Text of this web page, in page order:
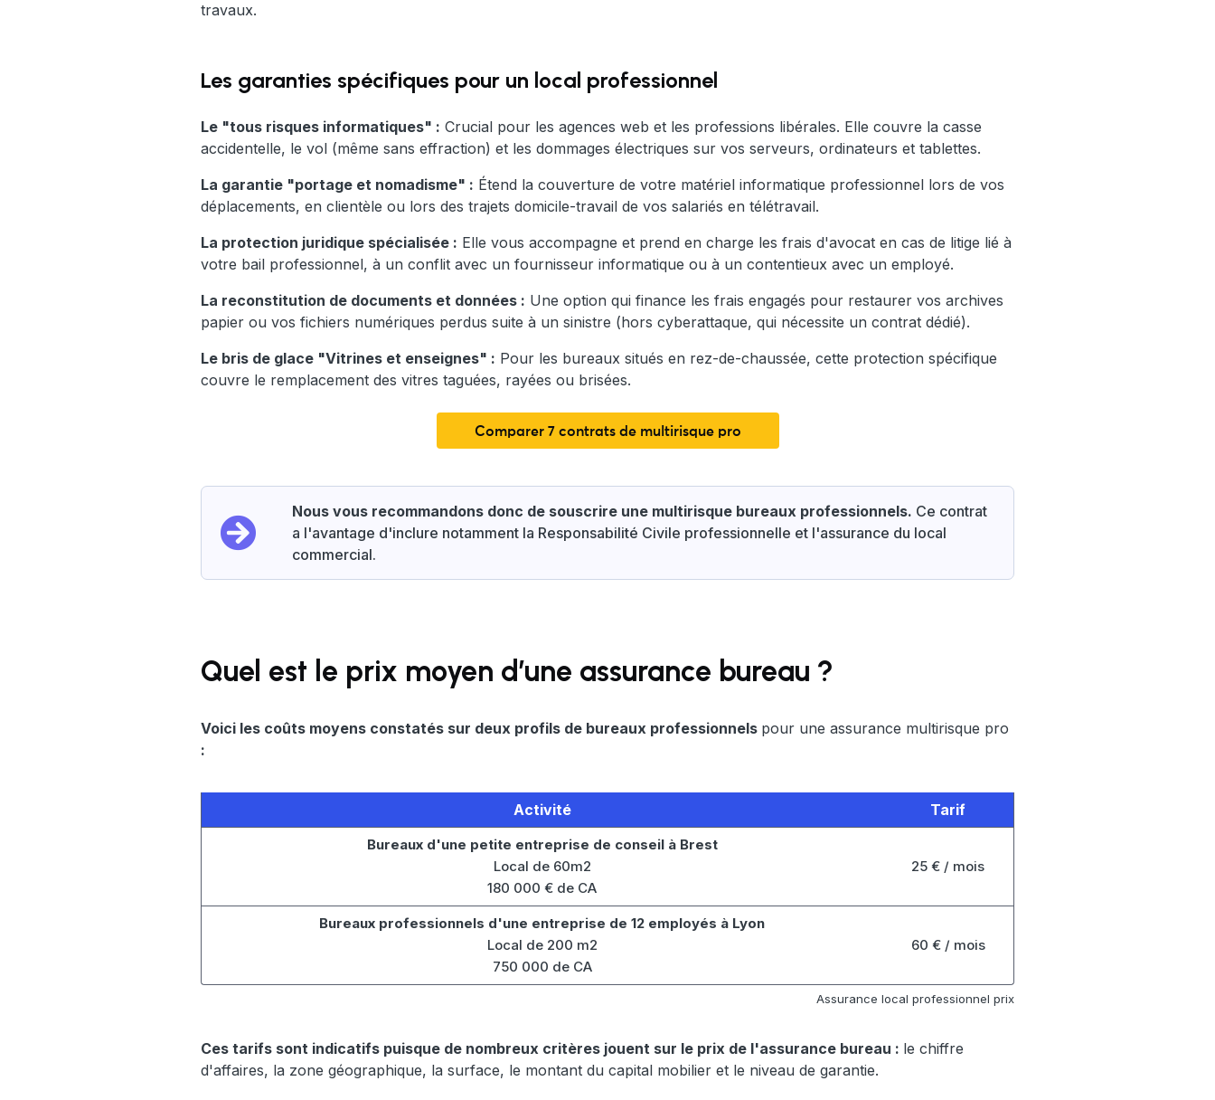
travaux.
Les garanties spécifiques pour un local professionnel
Le "tous risques informatiques" : Crucial pour les agences web et les professions libérales. Elle couvre la casse
accidentelle, le vol (même sans effraction) et les dommages électriques sur vos serveurs, ordinateurs et tablettes.
La garantie "portage et nomadisme" : Étend la couverture de votre matériel informatique professionnel lors de vos
déplacements, en clientèle ou lors des trajets domicile-travail de vos salariés en télétravail.
La protection juridique spécialisée : Elle vous accompagne et prend en charge les frais d'avocat en cas de litige lié à
votre bail professionnel, à un conflit avec un fournisseur informatique ou à un contentieux avec un employé.
La reconstitution de documents et données : Une option qui finance les frais engagés pour restaurer vos archives
papier ou vos fichiers numériques perdus suite à un sinistre (hors cyberattaque, qui nécessite un contrat dédié).
Le bris de glace "Vitrines et enseignes" : Pour les bureaux situés en rez-de-chaussée, cette protection spécifique
couvre le remplacement des vitres taguées, rayées ou brisées.
Comparer 7 contrats de multirisque pro
Nous vous recommandons donc de souscrire une multirisque bureaux professionnels. Ce contrat
a l'avantage d'inclure notamment la Responsabilité Civile professionnelle et l'assurance du local
commercial.
Quel est le prix moyen d’une assurance bureau ?
Voici les coûts moyens constatés sur deux profils de bureaux professionnels pour une assurance multirisque pro
:
Activité Tarif
Bureaux d'une petite entreprise de conseil à Brest
Local de 60m2
180 000 € de CA
25 € / mois
Bureaux professionnels d'une entreprise de 12 employés à Lyon
Local de 200 m2
750 000 de CA
60 € / mois
Assurance local professionnel prix
Ces tarifs sont indicatifs puisque de nombreux critères jouent sur le prix de l'assurance bureau : le chiffre
d'affaires, la zone géographique, la surface, le montant du capital mobilier et le niveau de garantie.